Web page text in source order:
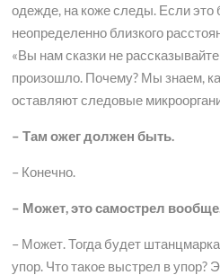
одежде, на коже следы. Если это
неопределенно близкого
«Вы нам сказки не
произошло. Почему? Мы знаем,
оставляют следовые
– Там ожег должен быть.
– Конечно.
– Может, это самострел
– Может. Тогда будет
упор. Что такое выстрел в упор?